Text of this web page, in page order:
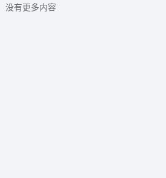
拒绝广告软文，只讲干货，帮你省下试
没有更多内容